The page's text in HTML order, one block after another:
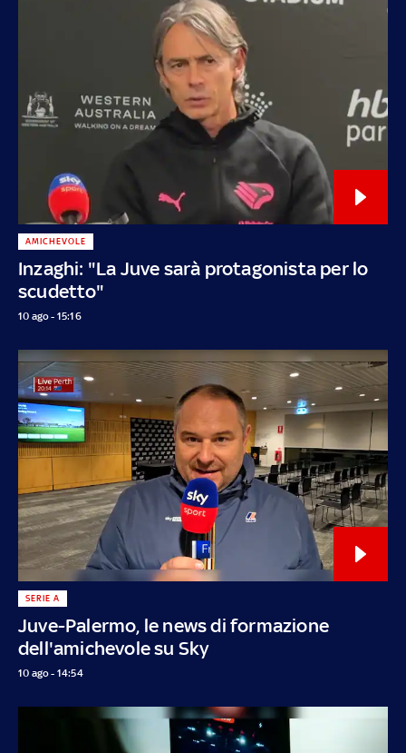
Inzaghi: "La Juve sarà protagonista per lo
scudetto"
AMICHEVOLE
10 ago - 15:16
Juve-Palermo, le news di formazione
dell'amichevole su Sky
SERIE A
10 ago - 14:54